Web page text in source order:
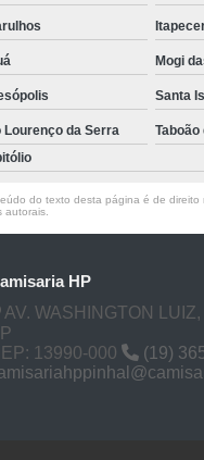
Mogi
Santa
Lourenço da Serra Taboão
do texto desta página é de direito
autorais
HP
AV. WASHINGTON
13990-000
(19)